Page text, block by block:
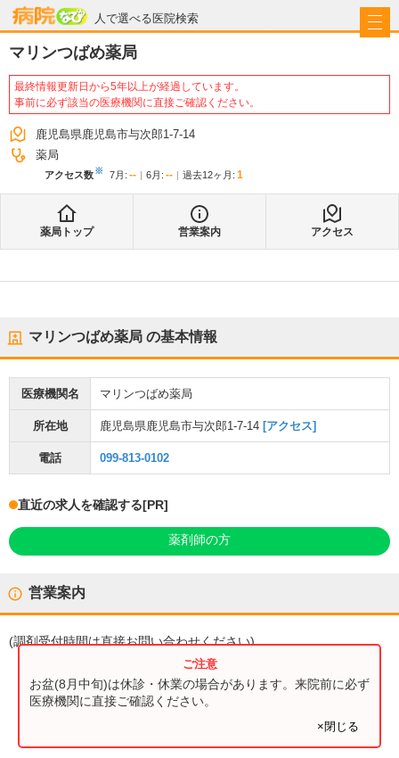
人で選べる医院検索
病院なび
マリンつばめ薬局
最終情報更新日から5年以上が経過しています。
事前に必ず該当の医療機関に直接ご確認ください。
鹿児島県鹿児島市与次郎1-7-14
薬局
アクセス数※ 7月 : -- 6月 : -- 過去12ヶ月: 1
薬局トップ 営業案内 アクセス
マリンつばめ薬局 の基本情報
医療機関名 マリンつばめ薬局
所在地 鹿児島県鹿児島市与次郎1-7-14 [アクセス]
電話 099-813-0102
直近の求人を確認する[PR]
薬剤師の方
営業案内
(調剤受付時間は直接お問い合わせください)
お盆(8月中旬)は休診・休業の場合があります。来院前に必ず
医療機関に直接ご確認ください。
×閉じる